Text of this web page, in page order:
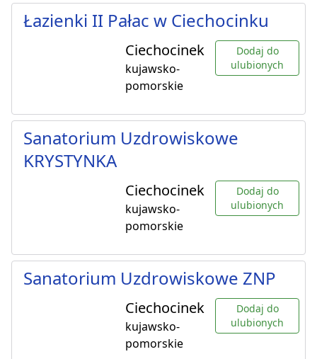
Łazienki II Pałac w Ciechocinku
Ciechocinek
kujawsko-
pomorskie
Dodaj do
ulubionych
Sanatorium Uzdrowiskowe
KRYSTYNKA
Ciechocinek
kujawsko-
pomorskie
Dodaj do
ulubionych
Sanatorium Uzdrowiskowe ZNP
Ciechocinek
kujawsko-
pomorskie
Dodaj do
ulubionych